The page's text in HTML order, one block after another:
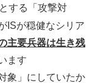
する「攻撃対
ISが穏健なシリア
主要兵器は生き残
ます
象」にしていたか